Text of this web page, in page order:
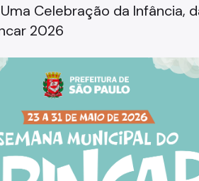
Celebração da Infância,
2026